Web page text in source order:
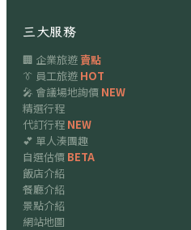
三大服務
🏢 企業旅遊賣點
👔 員工旅遊 HOT
🎤 會議場地詢價 NEW
精選行程
代訂行程 NEW
💕 單人湊團趣
自選估價 BETA
飯店介紹
餐廳介紹
景點介紹
網站地圖